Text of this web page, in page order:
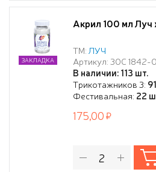
Акрил 100 мл
ТМ:ЛУЧ
Артикул: 30С 1842-
В наличии: 113 шт.
Трикотажников 3:
Фестивальная: 22
ЗАКЛАДКА
175,00